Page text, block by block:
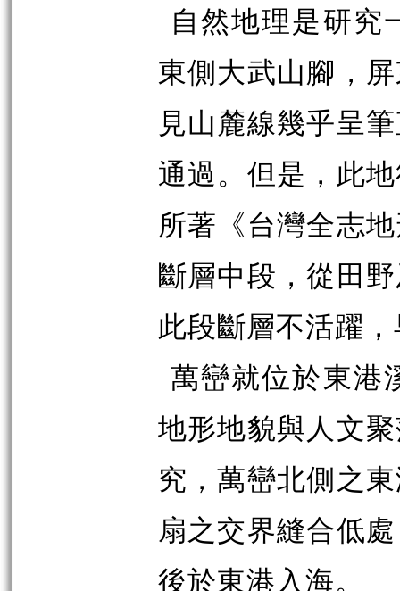
自然地理是研究
東側大武山腳，
見山麓線幾乎呈
通過。但是，此
所著《台灣全志
斷層中段，從田
此段斷層不活躍
萬巒就位於東港
地形地貌與人文
究，萬巒北側之
扇之交界縫合低
後於東港入海。